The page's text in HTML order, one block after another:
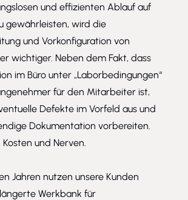
und effizienten Ablauf auf
gewährleisten, wird die
und Vorkonfiguration von
wichtiger. Neben dem Fakt, dass
im Büro unter „Laborbedingungen“
für den Mitarbeiter ist,
Defekte im Vorfeld aus und
Dokumentation vorbereiten.
und Nerven.
Jahren nutzen unsere Kunden
Werkbank für